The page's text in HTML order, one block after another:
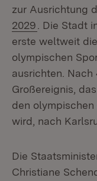
zur Ausrichtung
2029 (Öffnet in
. Die Stadt
erste weltweit
olympischen
ausrichten. Nach
Großereignis,
den
wird, nach
Die
Christiane